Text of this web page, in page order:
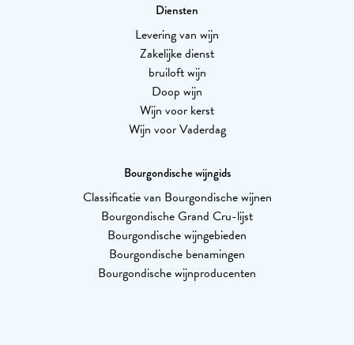
Diensten
Levering van wijn
Zakelijke dienst
bruiloft wijn
Doop wijn
Wijn voor kerst
Wijn voor Vaderdag
Bourgondische wijngids
Classificatie van Bourgondische wijnen
Bourgondische Grand Cru-lijst
Bourgondische wijngebieden
Bourgondische benamingen
Bourgondische wijnproducenten